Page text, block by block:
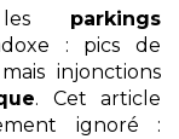
les parkings
: pics de
injonctions
. Cet article
ignoré :